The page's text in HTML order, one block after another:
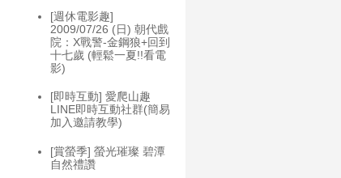
[週休電影趣]
2009/07/26 (日) 朝代戲
院：X戰警-金鋼狼+回到
十七歲 (輕鬆一夏!!看電
影)
[即時互動] 愛爬山趣
LINE即時互動社群(簡易
加入邀請教學)
[賞螢季] 螢光璀璨 碧潭
自然禮讚